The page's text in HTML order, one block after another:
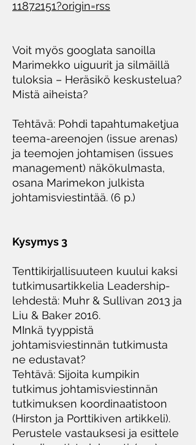
11872151?origin=rss
Voit myös googlata sanoilla
Marimekko uiguurit ja silmäillä
tuloksia – Heräsikö keskustelua?
Mistä aiheista?
Tehtävä: Pohdi tapahtumaketjua
teema-areenojen (issue arenas)
ja teemojen johtamisen (issues
management) näkökulmasta,
osana Marimekon julkista
johtamisviestintää. (6 p.)
Kysymys 3
Tenttikirjallisuuteen kuului kaksi
tutkimusartikkelia Leadership-
lehdestä: Muhr & Sullivan 2013 ja
Liu & Baker 2016.
MInkä tyyppistä
johtamisviestinnän tutkimusta
ne edustavat?
Tehtävä: Sijoita kumpikin
tutkimus johtamisviestinnän
tutkimuksen koordinaatistoon
(Hirston ja Porttikiven artikkeli).
Perustele vastauksesi ja esittele